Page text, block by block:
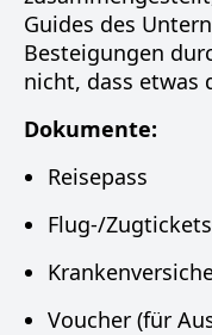
Guides des
Besteigungen
nicht, dass etwas
Dokumente:
Reisepass
Flug-/Zugtickets
Voucher (für